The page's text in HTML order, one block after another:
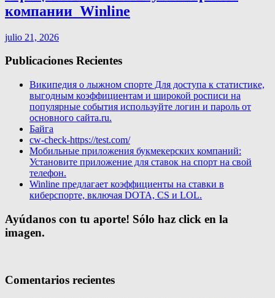
компании ️ Winline
julio 21, 2026
Publicaciones Recientes
Википедия о лыжном спорте Для доступа к статистике,
выгодным коэффициентам и широкой росписи на
популярные события используйте логин и пароль от
основного сайта.ru.
Байга
cw-check-https://test.com/
Мобильные приложения букмекерских компаний:
Установите приложение для ставок на спорт на свой
телефон.
Winline предлагает коэффициенты на ставки в
киберспорте, включая DOTA, CS и LOL.
Ayúdanos con tu aporte! Sólo haz click en la
imagen.
Comentarios recientes